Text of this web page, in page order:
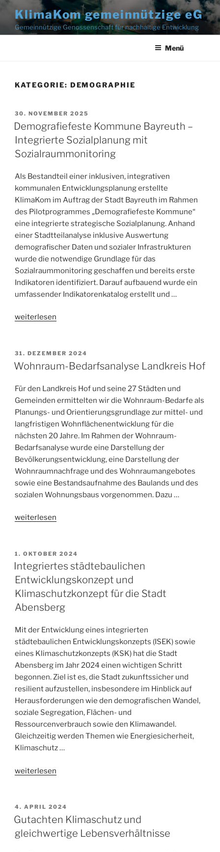
Zum
Inhalt
springen
KlimaKom gemeinnützige eG
Gemeinnützige Genossenschaft für nachhaltige Entwicklung
Menü
KATEGORIE: DEMOGRAPHIE
30. NOVEMBER 2025
Demografiefeste Kommune Bayreuth –
Integrierte Sozialplanung mit
Sozialraummonitoring
Als Bestandteil einer inklusiven, integrativen
kommunalen Entwicklungsplanung erstellte
KlimaKom im Auftrag der Stadt Bayreuth im Rahmen
des Pilotprogrammes „Demografiefeste Kommune“
eine integrierte strategische Sozialplanung. Anhand
einer Stadtteilanalyse inklusive Auswertung
demografischer Daten und sozialer Infrastrukturen
wurde die notwendige Grundlage für das
Sozialraummonitoring geschaffen und bereits erste
Indikatoren identifiziert. Darauf aufbauend wurde ein
umfassender Indikatorenkatalog erstellt und …
„Demografiefeste
–
Integrierte
mit
Sozialraummonitoring“
weiterlesen
31. DEZEMBER 2024
Wohnraum-Bedarfsanalyse Landkreis Hof
Für den Landkreis Hof und seine 27 Städten und
Gemeinden ermittelten wir die Wohnraum-Bedarfe als
Planungs- und Orientierungsgrundlage zur mittel- und
langfristigen Wohnflächenentwicklung für die
nächsten 20 Jahre. Im Rahmen der Wohnraum-
Bedarfsanalyse wurde eine Darstellung der
Bevölkerungsentwicklung, eine Darstellung der
Wohnraumnachfrage und des Wohnraumangebotes
sowie eine Bestandsaufnahme des Baulands und des
sozialen Wohnungsbaus vorgenommen. Dazu …
„Wohnraum-
Hof“
weiterlesen
1. OKTOBER 2024
Integriertes städtebaulichen
Entwicklungskonzept und
Klimaschutzkonzept für die Stadt
Abensberg
Mit der Entwicklung eines integrierten
städtebaulichen Entwicklungskonzepts (ISEK) sowie
eines Klimaschutzkonzepts (KSK) hat die Stadt
Abensberg im Jahr 2024 einen wichtigen Schritt
begonnen. Ziel ist es, die Stadt zukunftssicher und
resilient aufzustellen, insbesondere im Hinblick auf
Herausforderungen wie den demografischen Wandel,
soziale Segregation, Flächen- und
Ressourcenverbrauch sowie den Klimawandel.
Gleichzeitig werden Themen wie Energiesicherheit,
Klimaschutz …
„Integriertes
und
Klimaschutzkonzept
für
die
weiterlesen
4. APRIL 2024
Gutachten Klimaschutz und
gleichwertige Lebensverhältnisse